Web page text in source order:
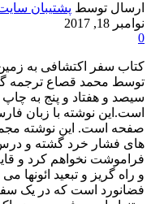
ارسال توسط پشتیبان
نوامبر 18, 2017
0
کتاب سفر اکتشافی به
توسط محمد قصاع ترجمه
سیصد و هفتاد و پنج به
است.این نوشته با زبان
صفحه است. این نوشته
های فشار خرد گشته و
فراموشت نخواهم کرد و
و راه گریز و تبعید ائونها
فضانورد است که در یک